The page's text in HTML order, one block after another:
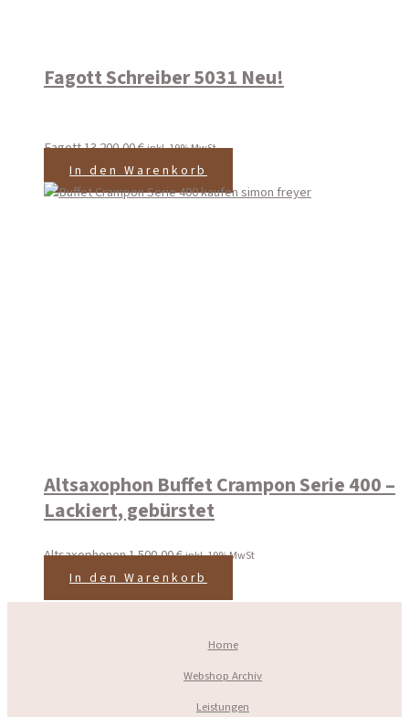
Fagott Schreiber 5031 Neu!
Fagott13.200,00€inkl. 19% MwSt
In den Warenkorb
Altsaxophon Buffet Crampon Serie 400 –
Lackiert, gebürstet
Altsaxophonen1.500,00€inkl. 19% MwSt
In den Warenkorb
Home
Webshop Archiv
Leistungen